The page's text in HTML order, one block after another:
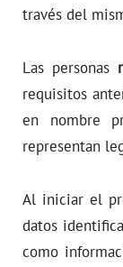
través del
Las personas
requisitos
en nombre
representan
Al iniciar el
datos
como